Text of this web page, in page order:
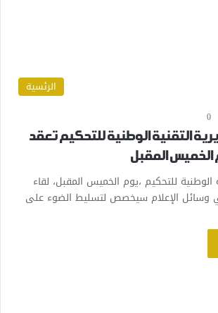
الرئسية
0
التقنية الوطنية للتحكيم تعقد
الخميس المقبل
الوطنية للتحكيم ،يوم الخميس المقبل، لقاء
وسائل الإعلام سيخصص لتسليط الضوء على